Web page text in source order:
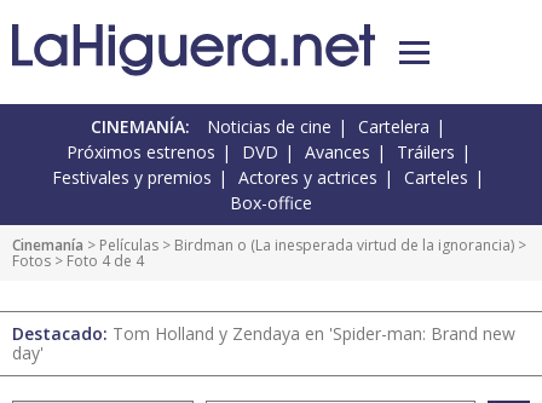
CINEMANÍA: Noticias de cine
Cartelera
Próximos estrenos
DVD Avances
Tráilers
Festivales y premios
Actores y actrices
Carteles
Box-office
Cinemanía > Películas > Birdman o (La inesperada virtud de la ignorancia) >
Fotos > Foto 4 de 4
Destacado: Tom Holland y Zendaya en 'Spider-man: Brand new
day'